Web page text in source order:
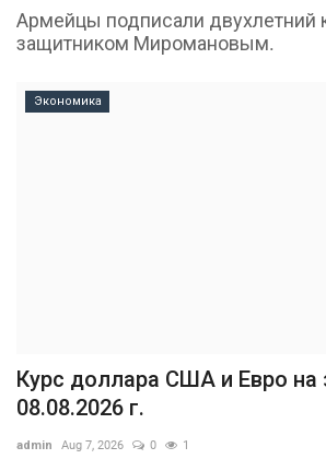
Армейцы подписали двухлетний
защитником Миромановым.
Экономика
Курс доллара США и Евро на
08.08.2026 г.
admin Aug 7, 2026 0 1